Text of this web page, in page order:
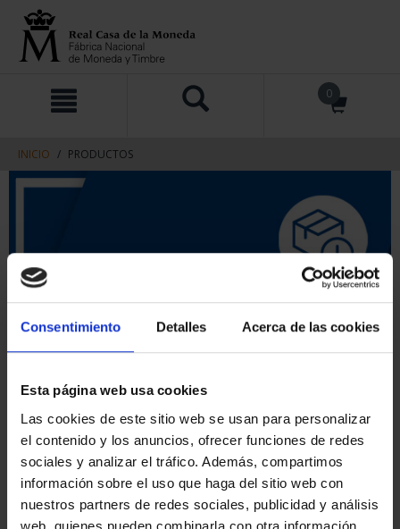
Consentimiento Detalles Acerca de las cookies
Esta página web usa cookies
Las cookies de este sitio web se usan para personalizar
el contenido y los anuncios, ofrecer funciones de redes
sociales y analizar el tráfico. Además, compartimos
información sobre el uso que haga del sitio web con
nuestros partners de redes sociales, publicidad y análisis
web, quienes pueden combinarla con otra información
contenido
navegacin
0
INICIO PRODUCTOS
ORDENAR POR: